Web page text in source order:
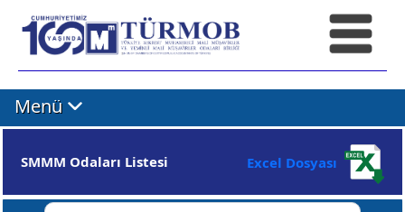
Menü
SMMM Odaları Listesi Excel Dosyası